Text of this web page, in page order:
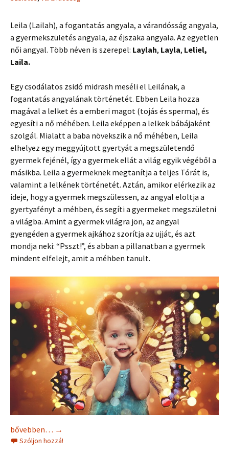
Leila (Lailah), a fogantatás angyala, a várandósság angyala,
a gyermekszületés angyala, az éjszaka angyala. Az egyetlen
női angyal. Több néven is szerepel: Laylah, Layla, Leliel,
Laila.
Egy csodálatos zsidó midrash meséli el Leilának, a
fogantatás angyalának történetét. Ebben Leila hozza
magával a lelket és a emberi magot (tojás és sperma), és
egyesíti a nő méhében. Leila eképpen a lelkek bábájaként
szolgál. Mialatt a baba növekszik a nő méhében, Leila
elhelyez egy meggyújtott gyertyát a megszületendő
gyermek fejénél, így a gyermek ellát a világ egyik végéből a
másikba. Leila a gyermeknek megtanítja a teljes Tórát is,
valamint a lelkének történetét. Aztán, amikor elérkezik az
ideje, hogy a gyermek megszülessen, az angyal eloltja a
gyertyafényt a méhben, és segíti a gyermeket megszületni
a világba. Amint a gyermek világra jön, az angyal
gyengéden a gyermek ajkához szorítja az ujját, és azt
mondja neki: “Psszt!”, és abban a pillanatban a gyermek
mindent elfelejt, amit a méhben tanult.
Leila, a fogantatás angyala
bővebben… →
Szóljon hozzá!